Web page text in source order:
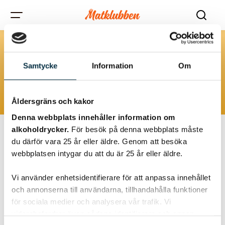
Samtycke Information Om
Åldersgräns och kakor
Denna webbplats innehåller information om
alkoholdrycker. För besök på denna webbplats måste
du därför vara 25 år eller äldre. Genom att besöka
webbplatsen intygar du att du är 25 år eller äldre.
Vi använder enhetsidentifierare för att anpassa innehållet
och annonserna till användarna, tillhandahålla funktioner
för sociala medier och analysera vår trafik. Vi
Rumänien